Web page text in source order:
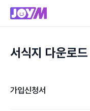
서식지 다운로드
가입신청서